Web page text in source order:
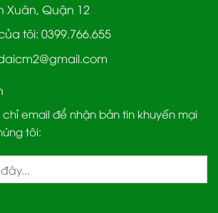
Xuân, Quận 12
tôi: 0399.766.655
email để nhận bản tin khuyến mại
tôi: